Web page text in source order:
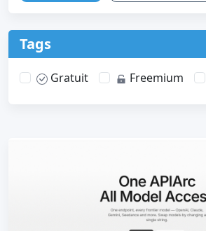
Tags
Gratuit Freemium